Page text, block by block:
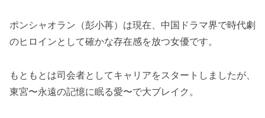
ポンシャオラン（彭小苒）は現在、中国ドラマ界で時代劇
のヒロインとして確かな存在感を放つ女優です。
もともとは司会者としてキャリアをスタートしましたが、
東宮〜永遠の記憶に眠る愛〜で大ブレイク。